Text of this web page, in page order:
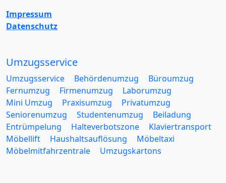
Impressum
Datenschutz
Umzugsservice
Umzugsservice Behördenumzug
Büroumzug
Fernumzug
Firmenumzug
Laborumzug
Mini Umzug
Praxisumzug
Privatumzug
Seniorenumzug
Studentenumzug
Beiladung
Entrümpelung
Halteverbotszone
Klaviertransport
Möbellift
Haushaltsauflösung
Möbeltaxi
Möbelmitfahrzentrale
Umzugskartons